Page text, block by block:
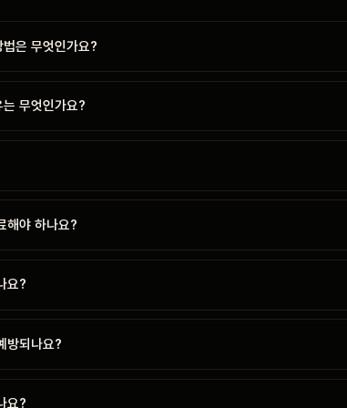
은 무엇인가요?
무엇인가요?
해야 하나요?
요?
방되나요?
요?